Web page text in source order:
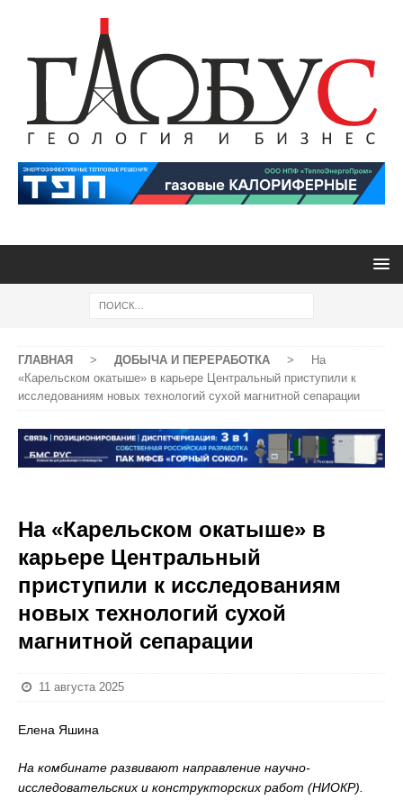
ГЛАВНАЯ > ДОБЫЧА И ПЕРЕРАБОТКА >
На
«Карельском окатыше» в карьере Центральный приступили к
исследованиям новых технологий сухой магнитной сепарации
На «Карельском окатыше» в
карьере Центральный
приступили к исследованиям
новых технологий сухой
магнитной сепарации
11 августа 2025
Елена Яшина
На комбинате развивают направление научно-
исследовательских и конструкторских работ (НИОКР).